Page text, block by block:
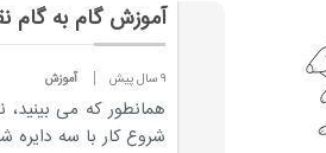
آموزش گام به گام
9 سال پیش آموزش
همانطور که می
شروع کار با سه دایره